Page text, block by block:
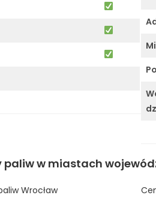
paliw w miastach
Wrocław